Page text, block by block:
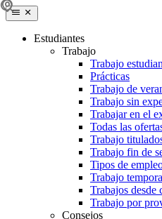
Estudiantes
Trabajo
Trabajo
Prácticas
Trabajo de
Trabajo sin
Trabajar en el
Todas las
Trabajo
Trabajo fin de
Tipos de
Trabajo
Trabajos desde
Trabajo por
Consejos